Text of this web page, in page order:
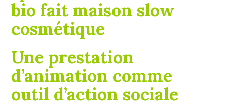
Une prestation
d’animation comme
outil d’action sociale